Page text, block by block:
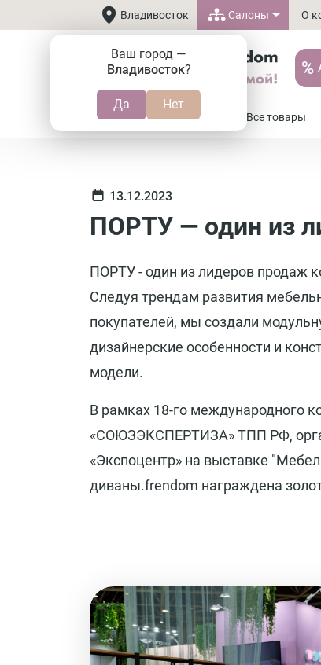
Владивосток
Ваш город —
Владивосток?
Салоны О
%
8 (800) 505-37-20 Все товары
13.12.2023
ПОРТУ — один из
ПОРТУ - один из лидеров продаж
Следуя трендам развития
покупателей, мы создали
дизайнерские особенности и
модели.
В рамках 18-го международного
«СОЮЗЭКСПЕРТИЗА» ТПП РФ,
«Экспоцентр» на выставке
диваны.frendom награждена